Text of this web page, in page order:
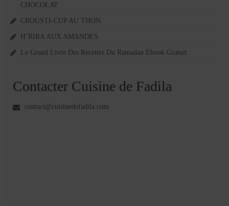
CHOCOLAT
CROUSTI-CUP AU THON
H’RIRA AUX AMANDES
Le Grand Livre Des Recettes Du Ramadan Ebook Gratuit
Contacter Cuisine de Fadila
contact@cuisinedefadila.com